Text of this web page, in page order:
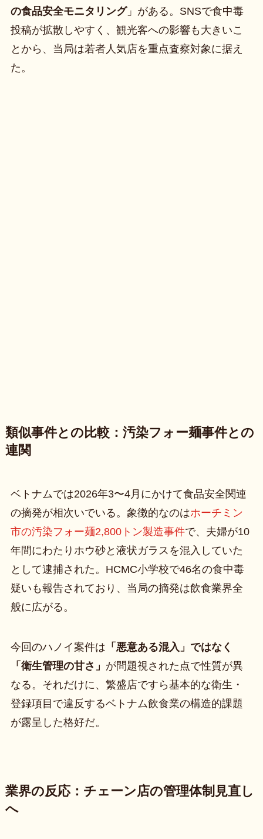
の食品安全モニタリング」がある。SNSで食中毒
投稿が拡散しやすく、観光客への影響も大きいこ
とから、当局は若者人気店を重点査察対象に据え
た。
類似事件との比較：汚染フォー麺事件との
連関
ベトナムでは2026年3〜4月にかけて食品安全関連
の摘発が相次いでいる。象徴的なのはホーチミン
市の汚染フォー麺2,800トン製造事件で、夫婦が10
年間にわたりホウ砂と液状ガラスを混入していた
として逮捕された。HCMC小学校で46名の食中毒
疑いも報告されており、当局の摘発は飲食業界全
般に広がる。
今回のハノイ案件は 「悪意ある混入」ではなく
「衛生管理の甘さ」 が問題視された点で性質が異
なる。それだけに、繁盛店ですら基本的な衛生・
登録項目で違反するベトナム飲食業の構造的課題
が露呈した格好だ。
業界の反応：チェーン店の管理体制見直し
へ